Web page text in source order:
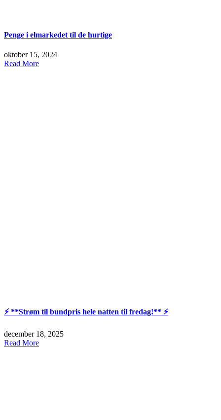
Penge i elmarkedet til de hurtige
oktober 15, 2024
Read More
⚡️ **Strøm til bundpris hele natten til fredag!** ⚡️
december 18, 2025
Read More